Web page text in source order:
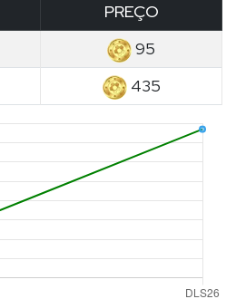
PREÇO
95
435